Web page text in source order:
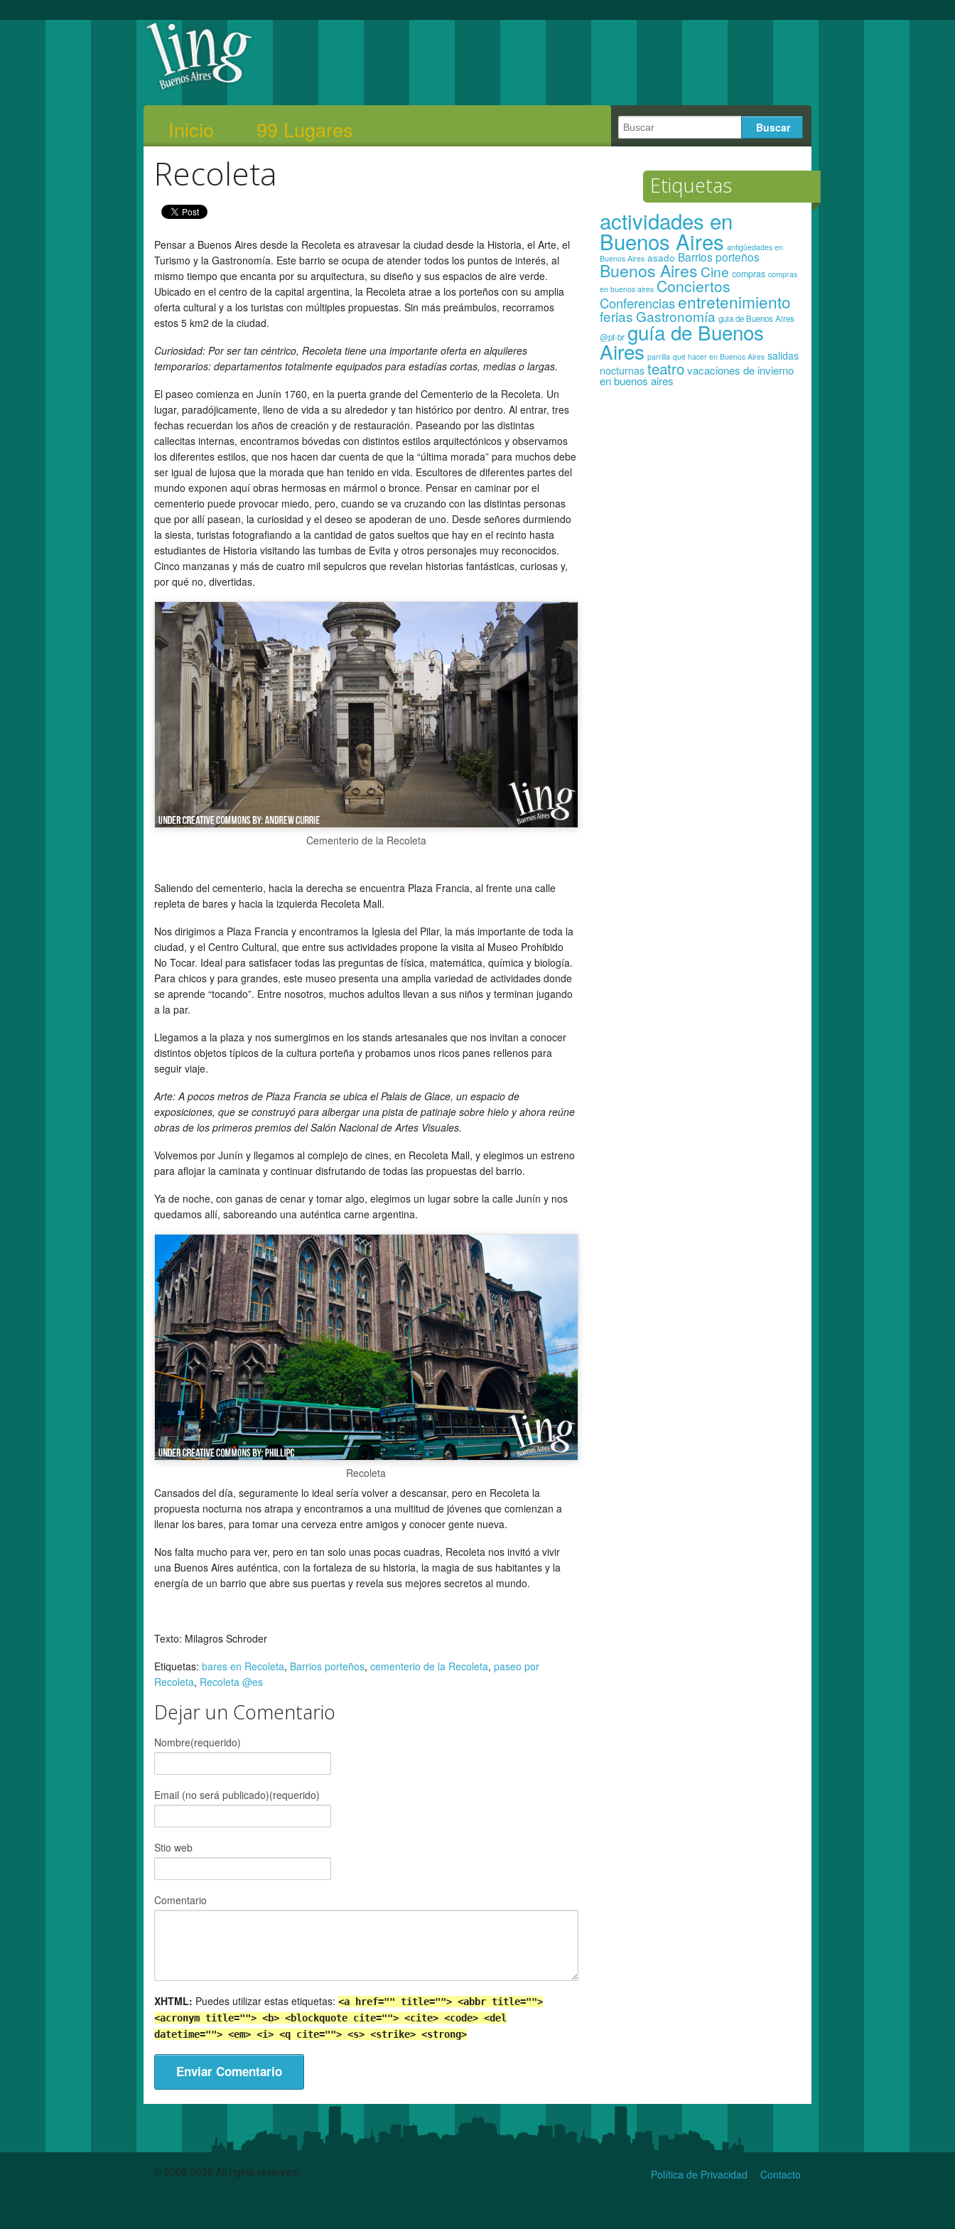
Inicio 99 Lugares
Recoleta
Pensar a Buenos Aires desde la Recoleta es atravesar la ciudad desde la Historia, el Arte, el
Turismo y la Gastronomía. Este barrio se ocupa de atender todos los puntos de interés, al
mismo tiempo que encanta por su arquitectura, su diseño y sus espacios de aire verde.
Ubicado en el centro de la capital argentina, la Recoleta atrae a los porteños con su amplia
oferta cultural y a los turistas con múltiples propuestas. Sin más preámbulos, recorramos
estos 5 km2 de la ciudad.
Curiosidad: Por ser tan céntrico, Recoleta tiene una importante oferta en alquileres
temporarios: departamentos totalmente equipados para estadías cortas, medias o largas.
El paseo comienza en Junín 1760, en la puerta grande del Cementerio de la Recoleta. Un
lugar, paradójicamente, lleno de vida a su alrededor y tan histórico por dentro. Al entrar, tres
fechas recuerdan los años de creación y de restauración. Paseando por las distintas
callecitas internas, encontramos bóvedas con distintos estilos arquitectónicos y observamos
los diferentes estilos, que nos hacen dar cuenta de que la “última morada” para muchos debe
ser igual de lujosa que la morada que han tenido en vida. Escultores de diferentes partes del
mundo exponen aquí obras hermosas en mármol o bronce. Pensar en caminar por el
cementerio puede provocar miedo, pero, cuando se va cruzando con las distintas personas
que por allí pasean, la curiosidad y el deseo se apoderan de uno. Desde señores durmiendo
la siesta, turistas fotografiando a la cantidad de gatos sueltos que hay en el recinto hasta
estudiantes de Historia visitando las tumbas de Evita y otros personajes muy reconocidos.
Cinco manzanas y más de cuatro mil sepulcros que revelan historias fantásticas, curiosas y,
por qué no, divertidas.
Cementerio de la Recoleta
Saliendo del cementerio, hacia la derecha se encuentra Plaza Francia, al frente una calle
repleta de bares y hacia la izquierda Recoleta Mall.
Nos dirigimos a Plaza Francia y encontramos la Iglesia del Pilar, la más importante de toda la
ciudad, y el Centro Cultural, que entre sus actividades propone la visita al Museo Prohibido
No Tocar. Ideal para satisfacer todas las preguntas de física, matemática, química y biología.
Para chicos y para grandes, este museo presenta una amplia variedad de actividades donde
se aprende “tocando”. Entre nosotros, muchos adultos llevan a sus niños y terminan jugando
a la par.
Llegamos a la plaza y nos sumergimos en los stands artesanales que nos invitan a conocer
distintos objetos típicos de la cultura porteña y probamos unos ricos panes rellenos para
seguir viaje.
Arte: A pocos metros de Plaza Francia se ubica el Palais de Glace, un espacio de
exposiciones, que se construyó para albergar una pista de patinaje sobre hielo y ahora reúne
obras de los primeros premios del Salón Nacional de Artes Visuales.
Volvemos por Junín y llegamos al complejo de cines, en Recoleta Mall, y elegimos un estreno
para aflojar la caminata y continuar disfrutando de todas las propuestas del barrio.
Ya de noche, con ganas de cenar y tomar algo, elegimos un lugar sobre la calle Junín y nos
quedamos allí, saboreando una auténtica carne argentina.
Recoleta
Cansados del día, seguramente lo ideal sería volver a descansar, pero en Recoleta la
propuesta nocturna nos atrapa y encontramos a una multitud de jóvenes que comienzan a
llenar los bares, para tomar una cerveza entre amigos y conocer gente nueva.
Nos falta mucho para ver, pero en tan solo unas pocas cuadras, Recoleta nos invitó a vivir
una Buenos Aires auténtica, con la fortaleza de su historia, la magia de sus habitantes y la
energía de un barrio que abre sus puertas y revela sus mejores secretos al mundo.
Texto: Milagros Schroder
Etiquetas: bares en Recoleta, Barrios porteños, cementerio de la Recoleta, paseo por
Recoleta, Recoleta @es
Dejar un Comentario
Nombre(requerido)
Email (no será publicado)(requerido)
Stio web
Comentario
XHTML: Puedes utilizar estas etiquetas: <a href="" title=""> <abbr title="">
<acronym title=""> <b> <blockquote cite=""> <cite> <code> <del
datetime=""> <em> <i> <q cite=""> <s> <strike> <strong>
Etiquetas
actividades en
Buenos Aires antigüedades en
Buenos Aires asado Barrios porteños
Buenos Aires Cine compras compras
en buenos aires Conciertos
Conferencias entretenimiento
ferias Gastronomía guia de Buenos Aires
@pt-br guía de Buenos
Aires parrilla qué hacer en Buenos Aires salidas
nocturnas teatro vacaciones de invierno
en buenos aires
© 2008-2026 All rights reserved. Contacto
Política de Privacidad